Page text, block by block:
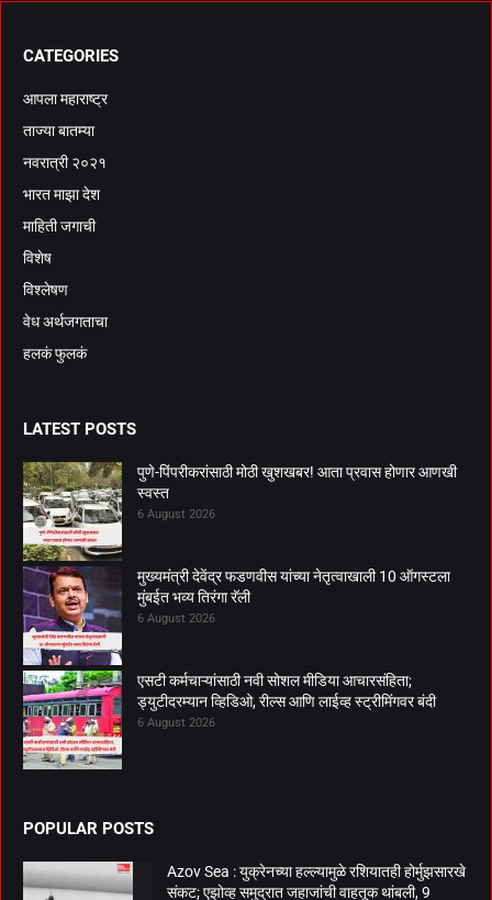
CATEGORIES
आपला महाराष्ट्र
ताज्या बातम्या
नवरात्री २०२१
भारत माझा देश
माहिती जगाची
विशेष
विश्लेषण
वेध अर्थजगताचा
हलकं फुलकं
LATEST POSTS
पुणे-पिंपरीकरांसाठी मोठी खुशखबर! आता प्रवास होणार आणखी
स्वस्त
6 August 2026
मुख्यमंत्री देवेंद्र फडणवीस यांच्या नेतृत्वाखाली 10 ऑगस्टला
मुंबईत भव्य तिरंगा रॅली
6 August 2026
एसटी कर्मचाऱ्यांसाठी नवी सोशल मीडिया आचारसंहिता;
ड्युटीदरम्यान व्हिडिओ, रील्स आणि लाईव्ह स्ट्रीमिंगवर बंदी
6 August 2026
POPULAR POSTS
Azov Sea : युक्रेनच्या हल्ल्यामुळे रशियातही होर्मुझसारखे
संकट; एझोव्ह समुद्रात जहाजांची वाहतूक थांबली, 9